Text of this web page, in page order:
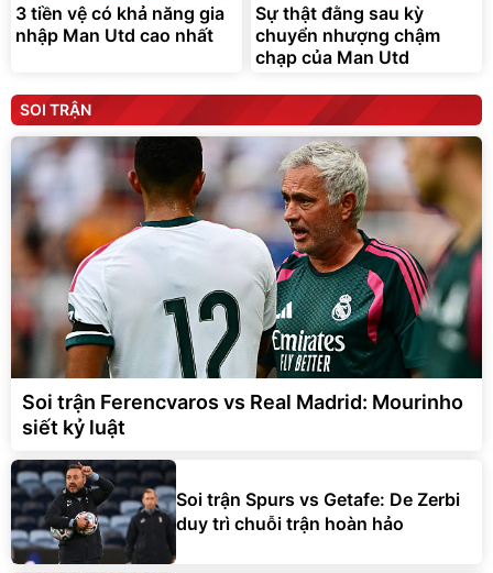
3 tiền vệ có khả năng gia
nhập Man Utd cao nhất
Sự thật đằng sau kỳ
chuyển nhượng chậm
chạp của Man Utd
SOI TRẬN
Soi trận Ferencvaros vs Real Madrid: Mourinho
siết kỷ luật
Soi trận Spurs vs Getafe: De Zerbi
duy trì chuỗi trận hoàn hảo